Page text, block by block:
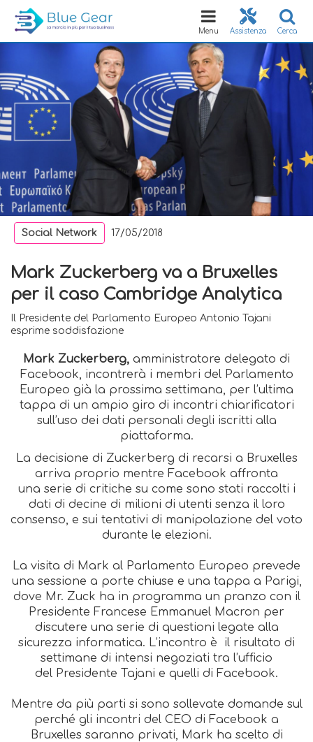
Cerca
Assistenza
Toggle
navigation
Menu
Social Network 17/05/2018
Mark Zuckerberg va a Bruxelles
per il caso Cambridge Analytica
Il Presidente del Parlamento Europeo Antonio Tajani
esprime soddisfazione
Mark Zuckerberg, amministratore delegato di
Facebook, incontrerà i membri del Parlamento
Europeo già la prossima settimana, per l’ultima
tappa di un ampio giro di incontri chiarificatori
sull’uso dei dati personali degli iscritti alla
piattaforma.
La decisione di Zuckerberg di recarsi a Bruxelles
arriva proprio mentre Facebook affronta
una serie di critiche su come sono stati raccolti i
dati di decine di milioni di utenti senza il loro
consenso, e sui tentativi di manipolazione del voto
durante le elezioni.
La visita di Mark al Parlamento Europeo prevede
una sessione a porte chiuse e una tappa a Parigi,
dove Mr. Zuck ha in programma un pranzo con il
Presidente Francese Emmanuel Macron per
discutere una serie di questioni legate alla
sicurezza informatica. L’incontro è il risultato di
settimane di intensi negoziati tra l’ufficio
del Presidente Tajani e quelli di Facebook.
Mentre da più parti si sono sollevate domande sul
perché gli incontri del CEO di Facebook a
Bruxelles saranno privati, Mark ha scelto di